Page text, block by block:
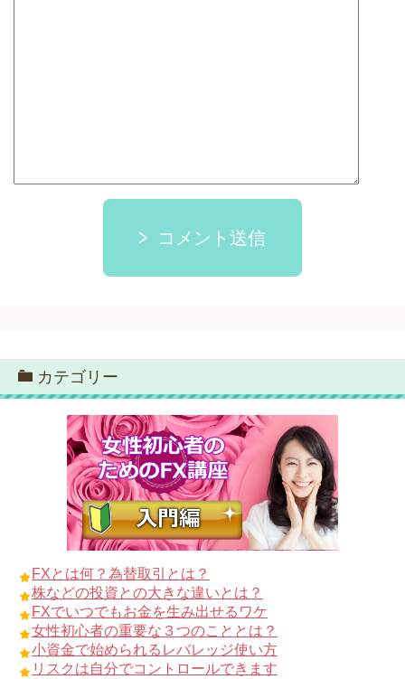
コメント送信
カテゴリー
FXとは何？為替取引とは？
株などの投資との大きな違いとは？
FXでいつでもお金を生み出せるワケ
女性初心者の重要な３つのこととは？
小資金で始められるレバレッジ使い方
リスクは自分でコントロールできます